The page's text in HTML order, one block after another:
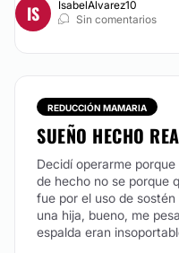
IS
IsabelAlvarez10
Sin comentarios
REDUCCIÓN MAMARIA
SUEÑO HECHO
Decidí operarme
de hecho no se porque
fue por el uso de
una hija, bueno, me
espalda eran